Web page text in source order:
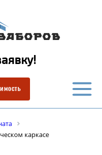
каркасе